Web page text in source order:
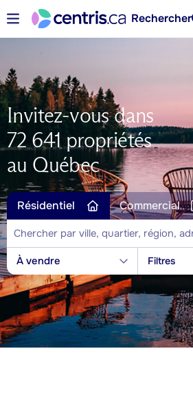
Rechercher
Invitez-vous dans
72 641 propriétés
au Québec
Résidentiel Commercial
À vendre Filtres